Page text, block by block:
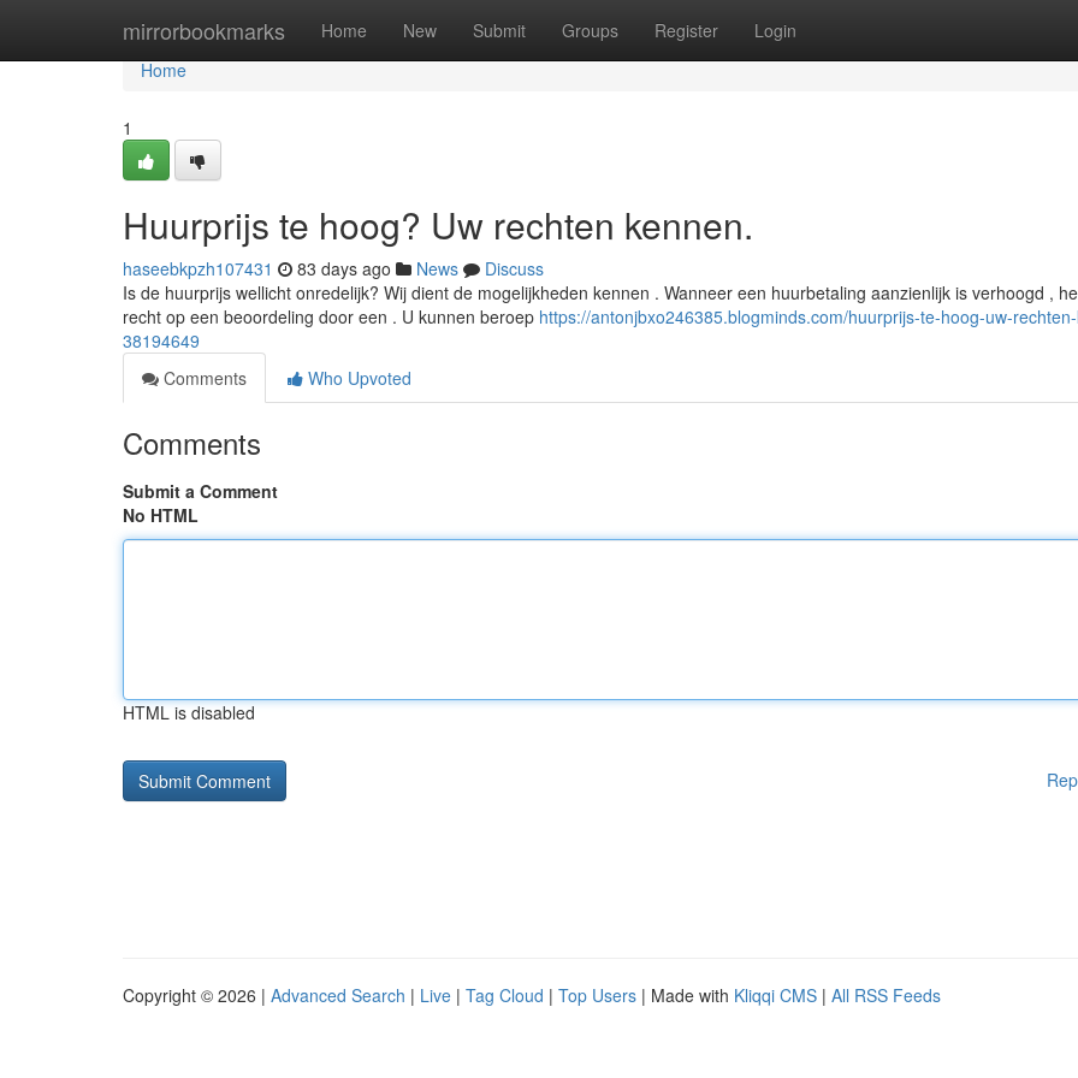
mirrorbookmarks Home New Submit Groups Register Login
Home
Home
1
Huurprijs te hoog? Uw rechten kennen.
haseebkpzh107431 83 days ago News
Discuss
Is de huurprijs wellicht onredelijk? Wij dient de mogelijkheden kennen . Wanneer een huurbetaling aanzienlijk is verhoogd ,
recht op een beoordeling door een . U kunnen beroep https://antonjbxo246385.blogminds.com/huurprijs-te-hoog-uw-
38194649
Comments
Who Upvoted
Comments
Submit a Comment
No HTML
HTML is disabled
Copyright © 2026 | Advanced Search | Live | Tag Cloud | Top Users | Made with Kliqqi CMS | All RSS Feeds